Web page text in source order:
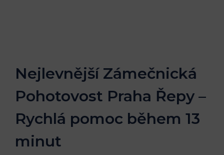
Nejlevnější Zámečnická
Pohotovost Praha Řepy –
Rychlá pomoc během 13
minut